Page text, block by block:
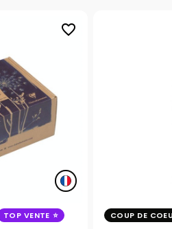
favorite_border
TOP VENTE COUP DE